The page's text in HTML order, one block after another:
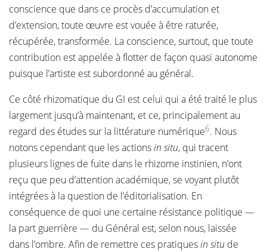
conscience que dans ce procès d’accumulation et
d’extension, toute œuvre est vouée à être raturée,
récupérée, transformée. La conscience, surtout, que toute
contribution est appelée à flotter de façon quasi autonome
puisque l’artiste est subordonné au général.
Ce côté rhizomatique du GI est celui qui a été traité le plus
largement jusqu’à maintenant, et ce, principalement au
regard des études sur la littérature numérique6. Nous
notons cependant que les actionsin situ, qui tracent
plusieurs lignes de fuite dans le rhizome instinien, n’ont
reçu que peu d’attention académique, se voyant plutôt
intégrées à la question de l’éditorialisation. En
conséquence de quoi une certaine résistance politique —
la part guerrière — du Général est, selon nous, laissée
dans l’ombre. Afin de remettre ces pratiquesin situ de